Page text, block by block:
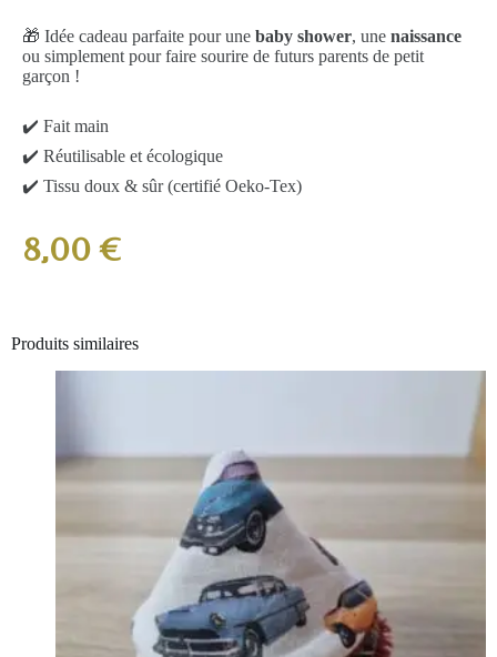
🎁 Idée cadeau parfaite pour une baby shower, une naissance
ou simplement pour faire sourire de futurs parents de petit
garçon !
✔️ Fait main
✔️ Réutilisable et écologique
✔️ Tissu doux & sûr (certifié Oeko-Tex)
8,00€
Produits similaires